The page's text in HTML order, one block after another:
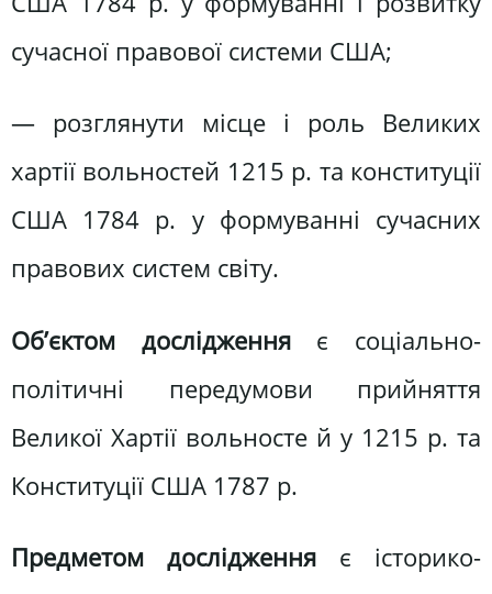
сучасної правової системи США;
— розглянути місце і роль Великих
хартії вольностей 1215 р. та конституції
США 1784 р. у формуванні сучасних
правових систем світу.
Об’єктом дослідженняє соціально-
політичні передумови прийняття
Великої Хартії вольносте й у 1215 р. та
Конституції США 1787 р.
Предметом дослідження є історико-